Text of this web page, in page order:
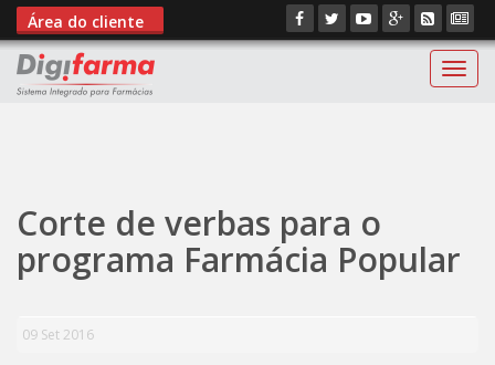
Área do cliente
Corte de verbas para o
programa Farmácia Popular
09 Set 2016